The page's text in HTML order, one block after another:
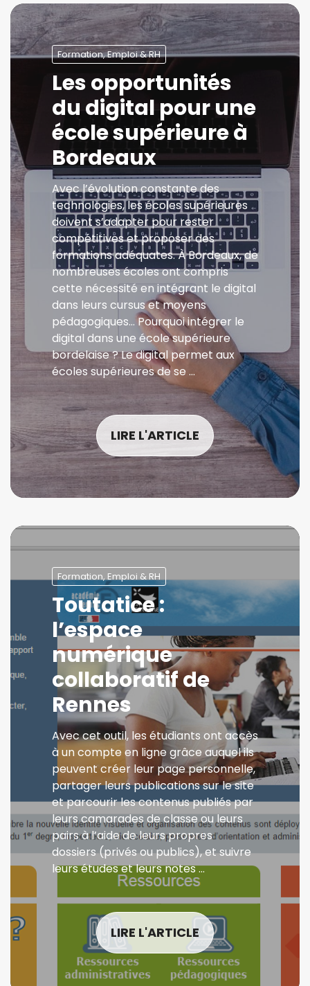
Formation, Emploi & RH
Les opportunités
du digital pour une
école supérieure à
Bordeaux
Avec l’évolution constante des
technologies, les écoles supérieures
doivent s’adapter pour rester
compétitives et proposer des
formations adéquates. À Bordeaux, de
nombreuses écoles ont compris
cette nécessité en intégrant le digital
dans leurs cursus et moyens
pédagogiques… Pourquoi intégrer le
digital dans une école supérieure
bordelaise ? Le digital permet aux
écoles supérieures de se …
LIRE L'ARTICLE
Formation, Emploi & RH
Toutatice :
l’espace
numérique
collaboratif de
Rennes
Avec cet outil, les étudiants ont accès
à un compte en ligne grâce auquel ils
peuvent créer leur page personnelle,
partager leurs publications sur le site
et parcourir les contenus publiés par
leurs camarades de classe ou leurs
pairs à l’aide de leurs propres
dossiers (privés ou publics), et suivre
leurs études et leurs notes …
LIRE L'ARTICLE